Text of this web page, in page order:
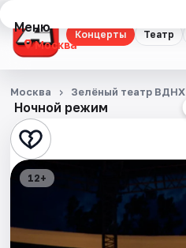
Концерты Театр
Меню
Москва
Концерты
Театр
Стендап
Квесты
Ночной режим
Москва Зелёный театр ВДНХ
12+